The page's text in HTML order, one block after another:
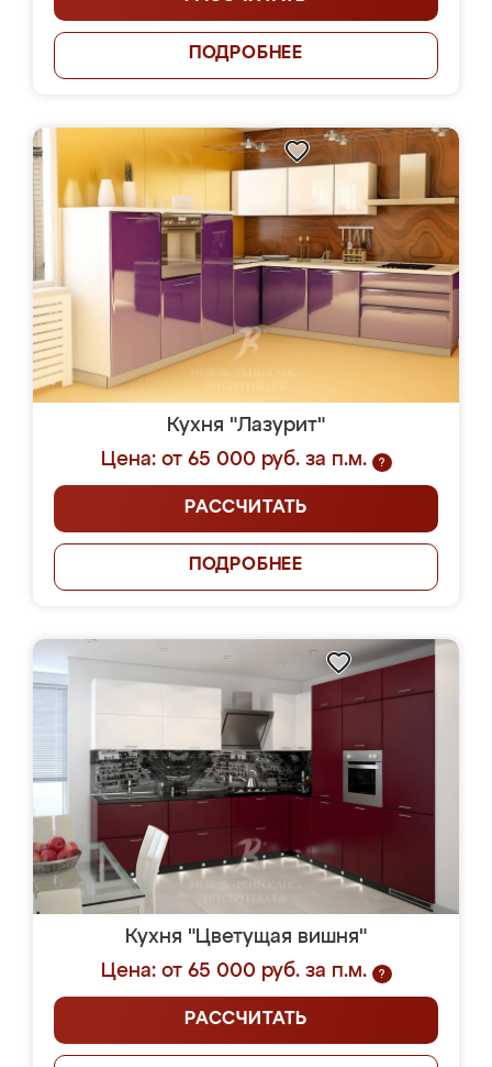
ПОДРОБНЕЕ
Кухня "Лазурит"
Цена: от 65 000 руб. за п.м.
?
РАССЧИТАТЬ
ПОДРОБНЕЕ
Кухня "Цветущая вишня"
Цена: от 65 000 руб. за п.м.
?
РАССЧИТАТЬ